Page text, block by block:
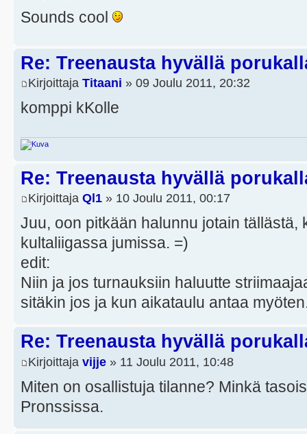
Sounds cool
Re: Treenausta hyvällä
Kirjoittaja Titaani » 09 Joulu 2011, 20:32
komppi kKolle
Re: Treenausta hyvällä
Kirjoittaja Ql1 » 10 Joulu 2011, 00:17
Juu, oon pitkään halunnu jotain tällästä,
kultaliigassa jumissa. =)
edit:
Niin ja jos turnauksiin haluutte
sitäkin jos ja kun aikataulu antaa
Re: Treenausta hyvällä
Kirjoittaja vijje » 11 Joulu 2011, 10:48
Miten on osallistuja tilanne? Minkä
Pronssissa.